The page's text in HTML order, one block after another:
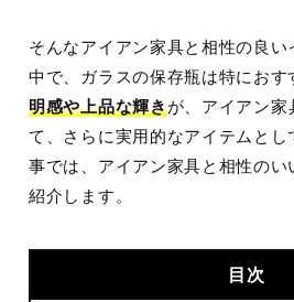
そんなアイアン家具と相性の良
中で、ガラスの保存瓶は特におす
明感や上品な輝きが、アイアン家
て、さらに実用的なアイテムと
事では、アイアン家具と相性の
紹介します。
目次